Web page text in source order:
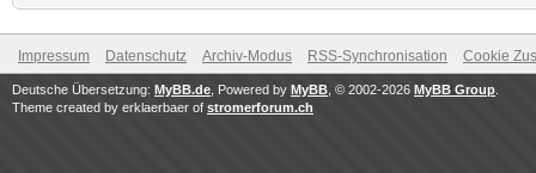
Impressum Datenschutz Archiv-Modus RSS-Synchronisation Cookie
Deutsche Übersetzung: MyBB.de , Powered by MyBB , © 2002-2026 MyBB Group
Theme created by erklaerbaer of stromerforum.ch